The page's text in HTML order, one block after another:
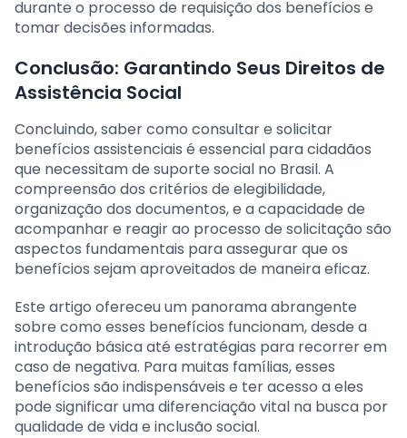
durante o processo de requisição dos benefícios e
tomar decisões informadas.
Conclusão: Garantindo Seus Direitos de
Assistência Social
Concluindo, saber como consultar e solicitar
benefícios assistenciais é essencial para cidadãos
que necessitam de suporte social no Brasil. A
compreensão dos critérios de elegibilidade,
organização dos documentos, e a capacidade de
acompanhar e reagir ao processo de solicitação são
aspectos fundamentais para assegurar que os
benefícios sejam aproveitados de maneira eficaz.
Este artigo ofereceu um panorama abrangente
sobre como esses benefícios funcionam, desde a
introdução básica até estratégias para recorrer em
caso de negativa. Para muitas famílias, esses
benefícios são indispensáveis e ter acesso a eles
pode significar uma diferenciação vital na busca por
qualidade de vida e inclusão social.